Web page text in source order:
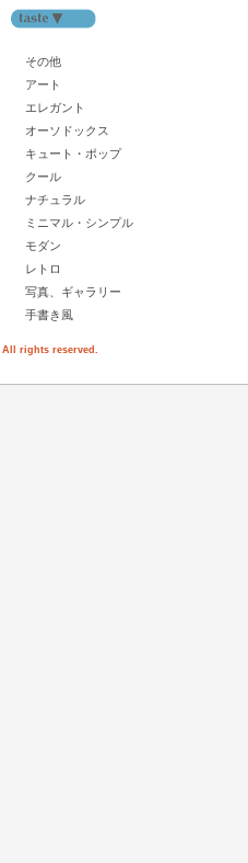
その他
アート
エレガント
オーソドックス
キュート・ポップ
クール
ナチュラル
ミニマル・シンプル
モダン
レトロ
写真、ギャラリー
手書き風
All rights reserved.